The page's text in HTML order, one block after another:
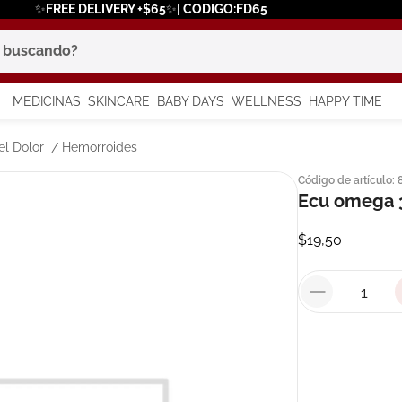
✨FREE DELIVERY +$65✨| CODIGO:FD65
MEDICINAS SKINCARE BABY DAYS WELLNESS HAPPY TIME
Dolor Hemorroides
Código de artículo:
Ecu omega
$19,50
más buscados